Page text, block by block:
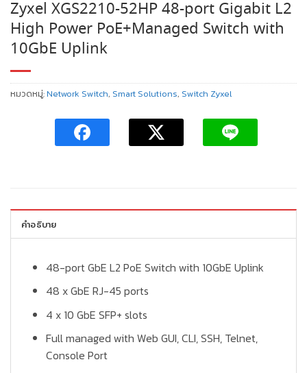
Zyxel XGS2210-52HP 48-port Gigabit L2
High Power PoE+Managed Switch with
10GbE Uplink
หมวดหมู่:Network Switch, Smart Solutions, Switch Zyxel
คำอธิบาย
48-port GbE L2 PoE Switch with 10GbE Uplink
48 x GbE RJ-45 ports
4 x 10 GbE SFP+ slots
Full managed with Web GUI, CLI, SSH, Telnet,
Console Port